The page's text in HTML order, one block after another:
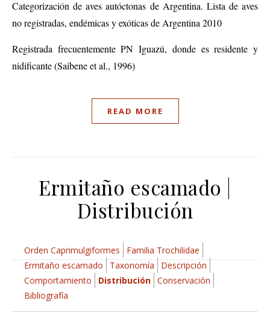
Categorización de aves autóctonas de Argentina. Lista de aves
no registradas, endémicas y exóticas de Argentina 2010
Registrada frecuentemente PN Iguazú, donde es residente y
nidificante (Saibene et al., 1996)
READ MORE
Ermitaño escamado |
Distribución
Orden Caprimulgiformes
Familia Trochilidae
Ermitaño escamado
Taxonomía
Descripción
Comportamiento
Distribución Conservación
Bibliografía